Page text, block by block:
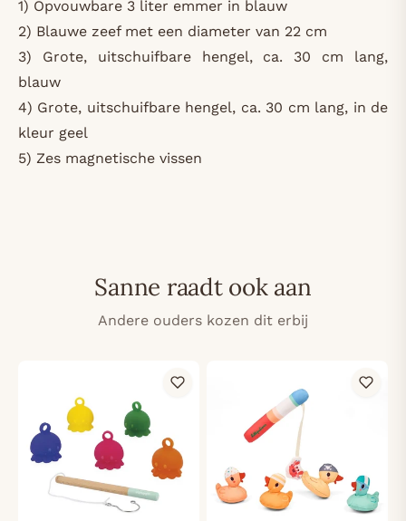
1) Opvouwbare 3 liter emmer in blauw
2) Blauwe zeef met een diameter van 22 cm
3) Grote, uitschuifbare hengel, ca. 30 cm lang,
blauw
4) Grote, uitschuifbare hengel, ca. 30 cm lang, in de
kleur geel
5) Zes magnetische vissen
Sanne raadt ook aan
Andere ouders kozen dit erbij